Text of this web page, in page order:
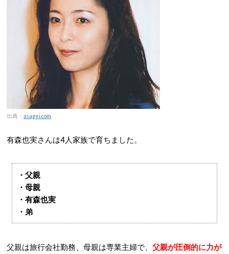
出典： asagei.com
有森也実さんは4人家族で育ちました。
・父親
・母親
・有森也実
・弟
父親は旅行会社勤務、母親は専業主婦で、 父親が圧倒的に力が